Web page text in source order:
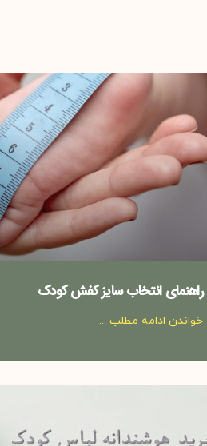
راهنمای انتخاب سایز کفش کودک
خواندن ادامه مطلب ...